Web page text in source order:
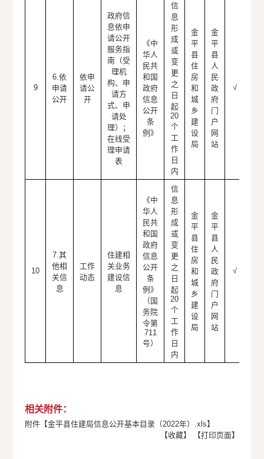
9
6.依
申请
公开
依申
请公
开
政府信
息依申
请公开
服务指
南（受
理机
构、申
请方
式、申
请处
理）；
在线受
理申请
表
《中
华人
民共
和国
政府
信息
公开
条
例》
信
息
形
成
或
变
更
之
日
起
20
个
工
作
日
内
金
平
县
住
房
和
城
乡
建
设
局
金
平
县
人
民
政
府
门
户
网
站
√
10
7.其
他相
关信
息
工作
动态
住建相
关业务
建设信
息
《中
华人
民共
和国
政府
信息
公开
条
例》
（国
务院
令第
711
号）
信
息
形
成
或
变
更
之
日
起
20
个
工
作
日
内
金
平
县
住
房
和
城
乡
建
设
局
金
平
县
人
民
政
府
门
户
网
站
√
相关附件：
附件【金平县住建局信息公开基本目录（2022年）.xls】
【收藏】
【打印页面】